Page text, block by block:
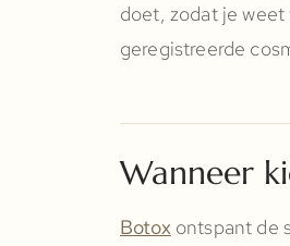
doet, zodat je
geregistreerde
Wanneer
Botoxontspant de